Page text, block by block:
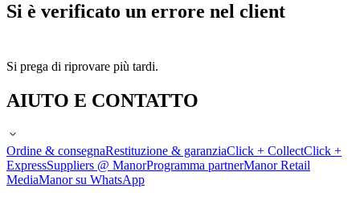
Si è verificato un errore nel client
Si prega di riprovare più tardi.
AIUTO E CONTATTO
Ordine & consegnaRestituzione & garanziaClick + CollectClick +
ExpressSuppliers @ ManorProgramma partnerManor Retail
MediaManor su WhatsApp